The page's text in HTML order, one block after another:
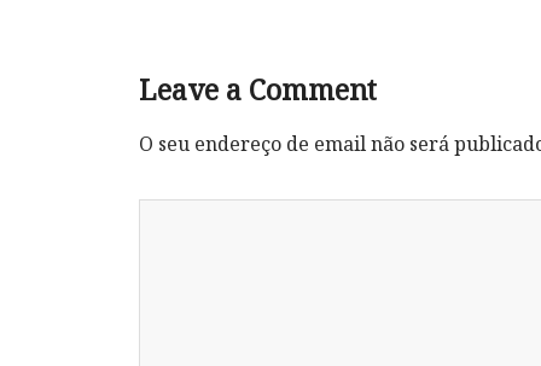
Leave a Comment
O seu endereço de email não será